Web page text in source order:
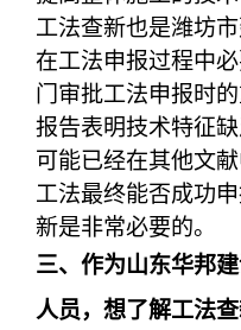
工法查新也是潍坊
在工法申报过程中
门审批工法申报时
报告表明技术特征
可能已经在其他文
工法最终能否成功
新是非常必要的。
三、作为山东华邦
人员，想了解工法